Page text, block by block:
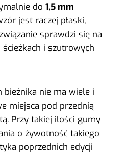
do 1,5 mm
jest raczej płaski,
sprawdzi się na
i szutrowych
nie ma wiele i
miejsca pod przednią
Przy takiej ilości gumy
o żywotność takiego
poprzednich edycji